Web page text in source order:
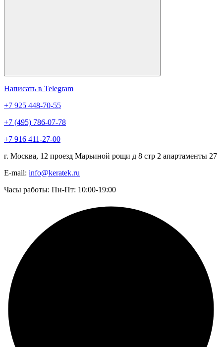
Написать в Telegram
+7 925 448-70-55
+7 (495) 786-07-78
+7 916 411-27-00
г. Москва, 12 проезд Марьиной рощи д 8 стр 2 апартаменты 27
E-mail: info@keratek.ru
Часы работы: Пн-Пт: 10:00-19:00